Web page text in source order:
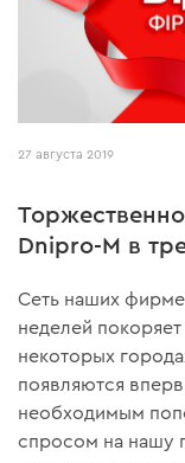
27 августа 2019
Dnipro-M в
Сеть наших
неделей
некоторых
появляются
необходимым
спросом на нашу